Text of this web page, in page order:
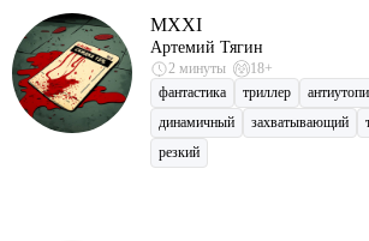
MXXI
Артемий Тягин
2 минуты
18+
фантастика
триллер
динамичный
захватывающий
резкий